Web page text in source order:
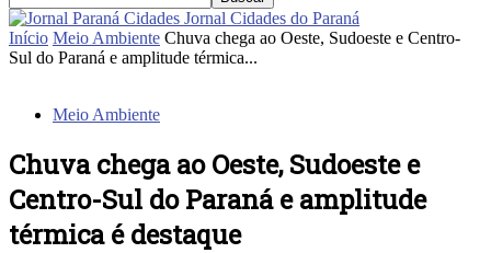
Jornal Cidades do Paraná
Início Meio Ambiente Chuva chega ao Oeste, Sudoeste e Centro-
Sul do Paraná e amplitude térmica...
Meio Ambiente
Chuva chega ao Oeste, Sudoeste e
Centro-Sul do Paraná e amplitude
térmica é destaque